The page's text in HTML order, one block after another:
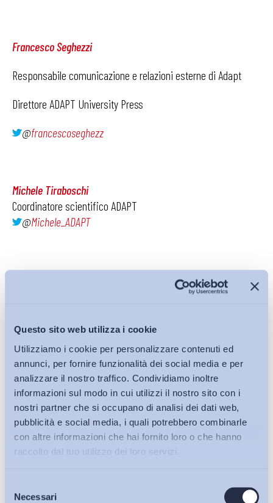
Questo sito web utilizza i cookie
Utilizziamo i cookie per personalizzare contenuti ed
annunci, per fornire funzionalità dei social media e per
analizzare il nostro traffico. Condividiamo inoltre
informazioni sul modo in cui utilizzi il nostro sito con i
nostri partner che si occupano di analisi dei dati web,
pubblicità e social media, i quali potrebbero combinarle
con altre informazioni che hai fornito loro o che hanno
raccolto dal tuo utilizzo dei loro servizi.
delNecessariBollettini ADAPT
Francesco Seghezzi
Responsabile comunicazione e relazioni esterne di Adapt
Direttore ADAPT University Press
@francescoseghezz
Michele Tiraboschi
Coordinatore scientifico ADAPT
@Michele_ADAPT
, 1 febbraio 2018
Scarica ilPDF
Condividi su: